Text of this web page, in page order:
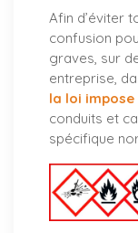
Afin d’éviter
confusion
graves, sur
entreprise,
la loi
conduits et
spécifique